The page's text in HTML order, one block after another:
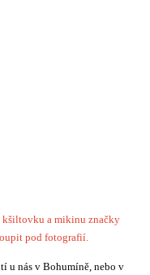
a mikinu značky
pod fotografií.
u nás v Bohumíně, nebo v